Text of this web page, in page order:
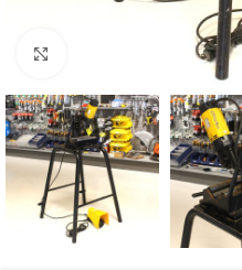
Klikk for større bilde